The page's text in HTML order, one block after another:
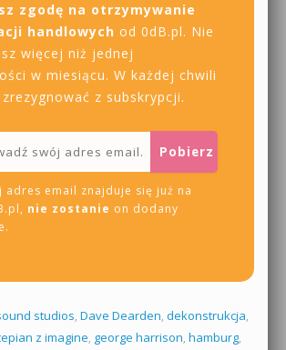
zgodę na otrzymywanie
handlowych od 0dB.pl. Nie
więcej niż jednej
w miesiącu. W każdej chwili
z subskrypcji.
adres email znajduje się już na
nie zostanie on dodany
studios, Dave Dearden, dekonstrukcja,
z imagine, george harrison, hamburg,